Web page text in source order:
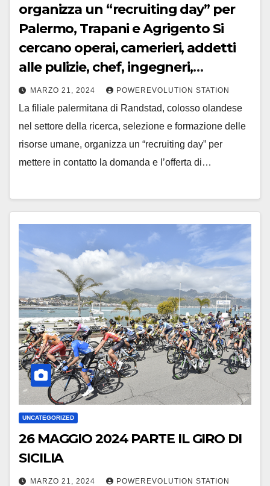
organizza un “recruiting day” per
Palermo, Trapani e Agrigento Si
cercano operai, camerieri, addetti
alle pulizie, chef, ingegneri,
professionisti del web, contabili e
altri profili
MARZO 21, 2024 POWEREVOLUTION STATION
La filiale palermitana di Randstad, colosso olandese
nel settore della ricerca, selezione e formazione delle
risorse umane, organizza un “recruiting day” per
mettere in contatto la domanda e l’offerta di…
UNCATEGORIZED
26 MAGGIO 2024 PARTE IL GIRO DI
SICILIA
MARZO 21, 2024 POWEREVOLUTION STATION